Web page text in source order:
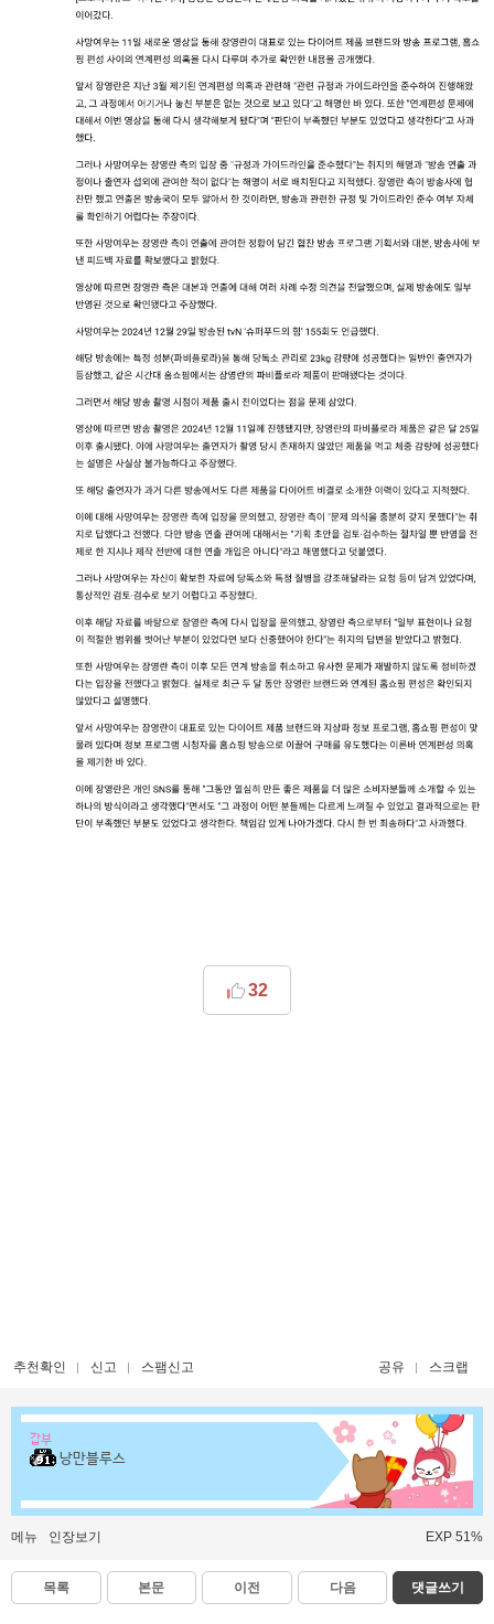
32
추천확인 신고 스팸신고 공유 스크랩
갑부
낭만블루스
메뉴 인장보기 EXP 51%
목록 본문 이전 다음 댓글쓰기